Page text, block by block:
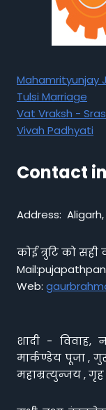
Mahamrityunjay
Tulsi Marriage
Vat Vraksh -
Vivah Padhyati
Contact
Address:
कोई त्रुटि को
Web:
शादी - विवाह,
मार्कण्डेय पूजा ,
महाम्रत्युन्जय , गृह